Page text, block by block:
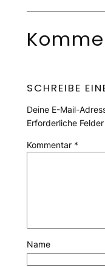
SCHREIBE
Deine E-Mail-
Erforderliche
Kommentar *
Name